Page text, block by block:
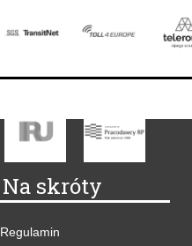
Na skróty
Regulamin